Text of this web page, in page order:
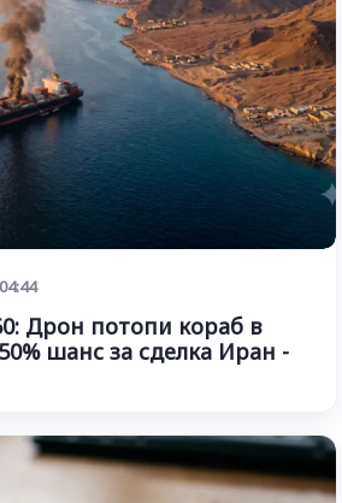
Дрон потопи кораб в
шанс за сделка Иран -